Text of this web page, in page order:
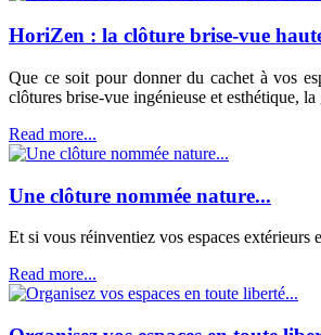
HoriZen : la clôture brise-vue
Que ce soit pour donner du cachet à vos
clôtures brise-vue ingénieuse et esthétique,
Read more...
Une clôture nommée nature...
Et si vous réinventiez vos espaces
Read more...